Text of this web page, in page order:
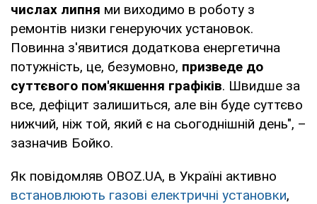
числах липня ми виходимо в роботу з
ремонтів низки генеруючих установок.
Повинна з'явитися додаткова енергетична
потужність, це, безумовно, призведе до
суттєвого пом'якшення графіків. Швидше за
все, дефіцит залишиться, але він буде суттєво
нижчий, ніж той, який є на сьогоднішній день", –
зазначив Бойко.
Як повідомляв OBOZ.UA, в Україні активно
встановлюють газові електричні установки,